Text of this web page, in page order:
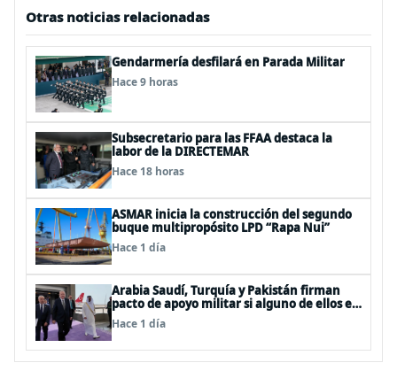
Otras noticias relacionadas
Gendarmería desfilará en Parada Militar
Hace 9 horas
Subsecretario para las FFAA destaca la
labor de la DIRECTEMAR
Hace 18 horas
ASMAR inicia la construcción del segundo
buque multipropósito LPD “Rapa Nui”
Hace 1 día
Arabia Saudí, Turquía y Pakistán firman
pacto de apoyo militar si alguno de ellos es
atacado
Hace 1 día